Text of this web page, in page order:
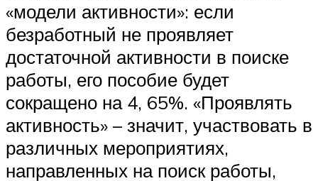
«модели активности»: если
безработный не проявляет
достаточной активности в поиске
работы, его пособие будет
сокращено на 4, 65%. «Проявлять
активность» – значит, участвовать в
различных мероприятиях,
направленных на поиск работы,